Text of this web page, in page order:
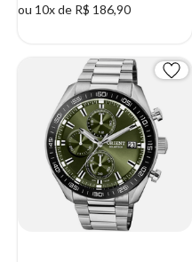
ou 10x de R$ 186,90